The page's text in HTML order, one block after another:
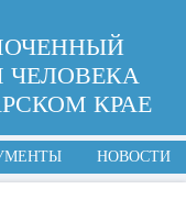
ЧЕЛОВЕКА
КРАЕ
НОВОСТИ